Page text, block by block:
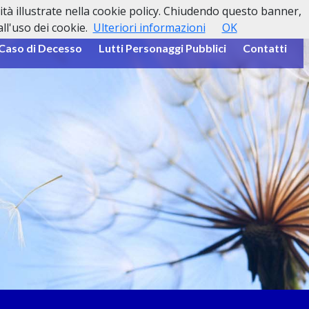
di Decesso Lutti Personaggi Pubblici Contatti
illustrate nella cookie policy. Chiudendo questo banner,
dei cookie. Ulteriori informazioni OK